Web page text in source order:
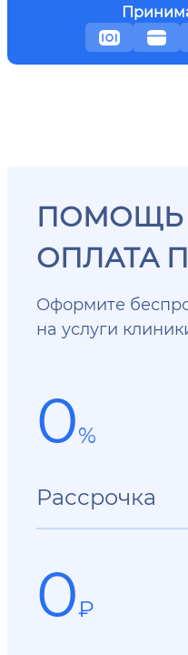
ПОМОЩЬ
ОПЛАТА
Оформите
на услуги
0%
Рассрочка
0₽